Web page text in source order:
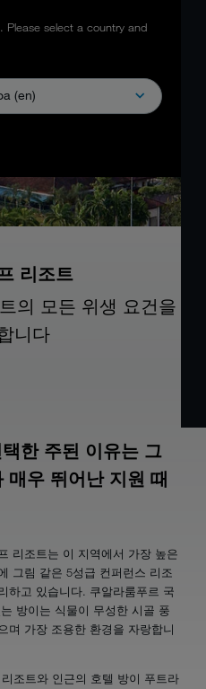
Please select a country and
(en)
리조트
의 모든 위생 요건을
니다
한 주된 이유는 그
매우 뛰어난 지원 때
리조트는 이 지역에서 가장 높은
그림 같은 5성급 컨퍼런스 리조
하고 있습니다. 쿠알라룸푸르 국
방이는 식물이 무성한 시골 풍
며 가장 조용한 환경을 자랑합니
조트와 인근의 호텔 방이 푸트라